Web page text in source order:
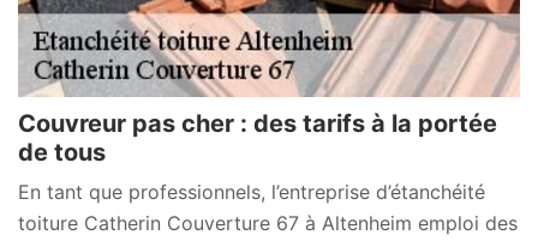
Couvreur pas cher : des tarifs à la portée
de tous
En tant que professionnels, l’entreprise d’étanchéité
toiture Catherin Couverture 67 à Altenheim emploi des